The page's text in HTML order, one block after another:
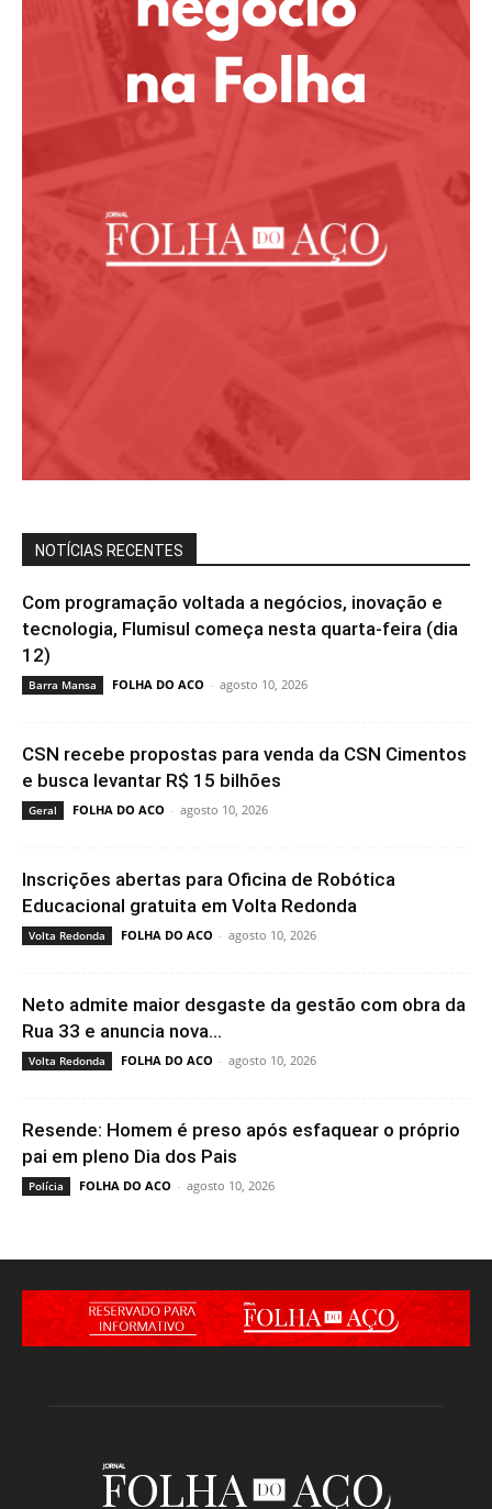
NOTÍCIAS RECENTES
Com programação voltada a negócios, inovação e
tecnologia, Flumisul começa nesta quarta-feira (dia
12)
Barra Mansa FOLHA DO ACO - agosto 10, 2026
CSN recebe propostas para venda da CSN Cimentos
e busca levantar R$ 15 bilhões
Geral FOLHA DO ACO - agosto 10, 2026
Inscrições abertas para Oficina de Robótica
Educacional gratuita em Volta Redonda
Volta Redonda FOLHA DO ACO - agosto 10, 2026
Neto admite maior desgaste da gestão com obra da
Rua 33 e anuncia nova...
Volta Redonda FOLHA DO ACO - agosto 10, 2026
Resende: Homem é preso após esfaquear o próprio
pai em pleno Dia dos Pais
Polícia FOLHA DO ACO - agosto 10, 2026